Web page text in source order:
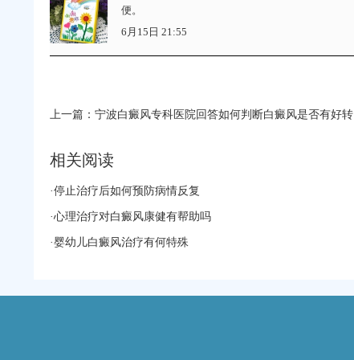
便。
6月15日 21:55
上一篇： 宁波白癜风专科医院回答如何判断白癜风是否有好转
相关阅读
·停止治疗后如何预防病情反复
·心理治疗对白癜风康健有帮助吗
·婴幼儿白癜风治疗有何特殊